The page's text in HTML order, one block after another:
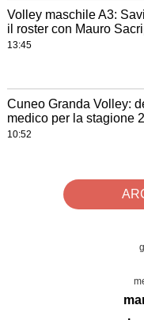
Volley maschile A3:
il roster con Mauro
13:45
Cuneo Granda Volley:
medico per la stagione
10:52